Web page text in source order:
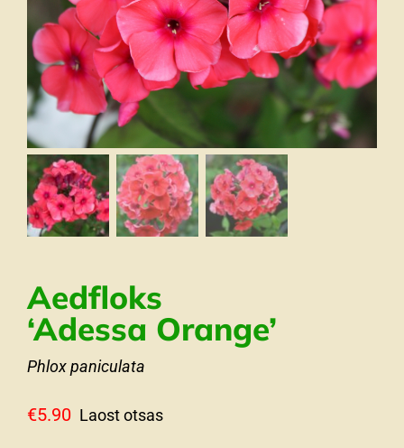
Aedfloks
‘Adessa Orange’
Phlox paniculata
€5.90 Laost otsas